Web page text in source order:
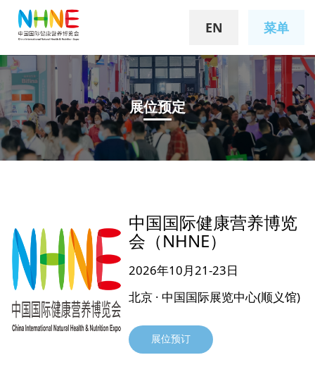
EN 菜单
展位预定
中国国际健康营养博览
会（NHNE）
2026年10月21-23日
北京 · 中国国际展览中心(顺义馆)
展位预订